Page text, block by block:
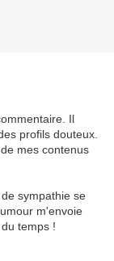
Il
profils douteux.
mes contenus
sympathie se
m'envoie
temps !